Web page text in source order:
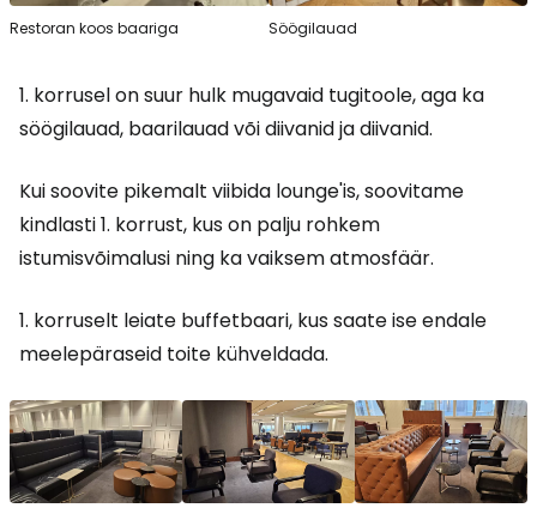
Restoran koos baariga Söögilauad
1. korrusel on suur hulk mugavaid tugitoole, aga ka
söögilauad, baarilauad või diivanid ja diivanid.
Kui soovite pikemalt viibida lounge'is, soovitame
kindlasti 1. korrust, kus on palju rohkem
istumisvõimalusi ning ka vaiksem atmosfäär.
1. korruselt leiate buffetbaari, kus saate ise endale
meelepäraseid toite kühveldada.